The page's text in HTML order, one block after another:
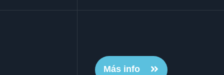
Más info